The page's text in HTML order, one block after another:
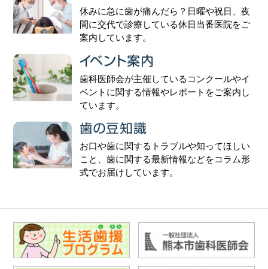
休みに急に歯が痛んだら？日曜や祝日、夜
間に交代で診療している休日当番医院をご
案内しています。
歯科医師会が主催しているコンクールやイ
ベントに関する情報やレポートをご案内し
ています。
お口や歯に関するトラブルや知ってほしい
こと、歯に関する最新情報などをコラム形
式でお届けしています。